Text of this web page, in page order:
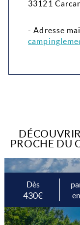
33121
- Adresse
PROCHE DU
Dès
430€